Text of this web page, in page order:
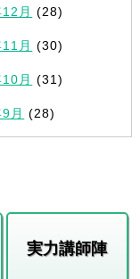
月 (28)
月 (30)
月 (31)
月 (28)
実力講師陣